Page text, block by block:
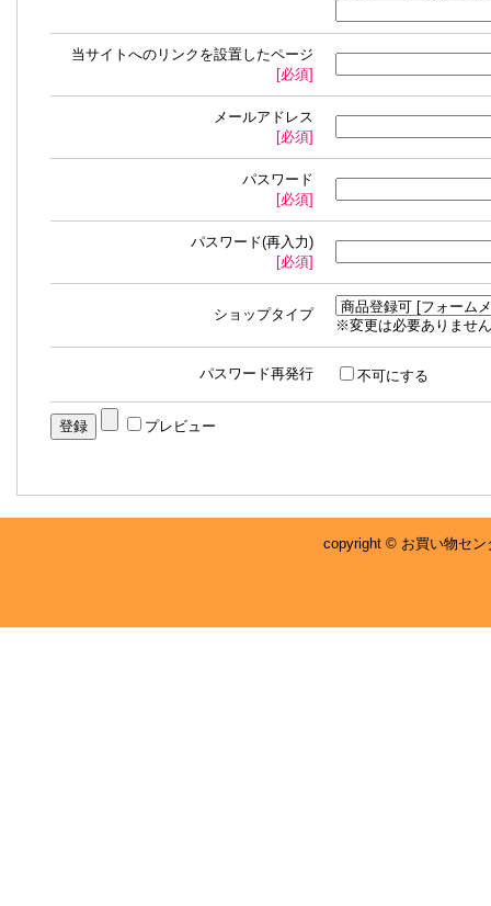
当サイトへのリンクを設置したページ
[必須]
メールアドレス
[必須]
パスワード
[必須]
パスワード(再入力)
[必須]
ショップタイプ
※変更は必要ありません
パスワード再発行 不可にする
プレビュー
copyright © お買い物セン